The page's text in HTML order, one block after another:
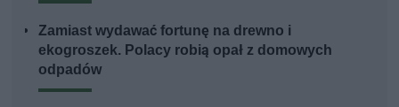
Zamiast wydawać fortunę na drewno i
ekogroszek. Polacy robią opał z domowych
odpadów